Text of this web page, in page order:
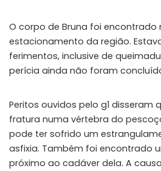
O corpo de Bruna foi encontrado
estacionamento da região.
ferimentos, inclusive de
perícia ainda não foram
Peritos ouvidos pelo g1 disseram
fratura numa vértebra do
pode ter sofrido um
asfixia. Também foi encontrado
próximo ao cadáver dela. A